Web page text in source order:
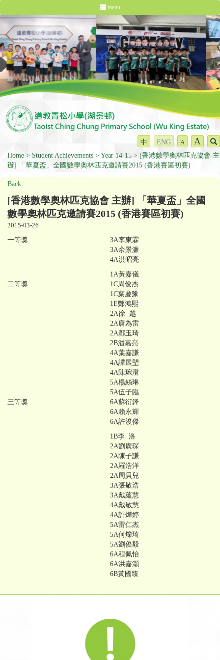
menu
中 ENG A A
Home Student Achievements Year 14-15
[香港數學奧林匹克協會 主
辦] 「華夏盃」全國數學奧林匹克邀請賽2015 (香港賽區初賽)
Back
[香港數學奧林匹克協會 主辦] 「華夏盃」全國
數學奧林匹克邀請賽2015 (香港賽區初賽)
2015-03-26
一等獎
二等獎
三等獎
3A李東霖
3A余景濂
4A洪昭亮
1A黃嘉儀
1C周俊杰
1C葉慶豫
1E鄭鴻熙
2A徐 越
2A唐為雷
2A鄺玉琦
2B潘嘉亮
4A葉嘉謙
4A譚展塱
4A陳琬澄
5A楊絲琳
5A伍子臨
6A蘇衍鋒
6A賴永輝
6A許浚傑
1B李 洛
2A劉廣琛
2A陳子謙
2A羅浩洋
2A周貝兒
3A張敬浩
3A戴蘊慧
4A戴敏慧
4A許燁婷
5A雷仁杰
5A何爍琦
5A劉俊毅
6A程佩怡
6A洪嘉灝
6B黃國臻